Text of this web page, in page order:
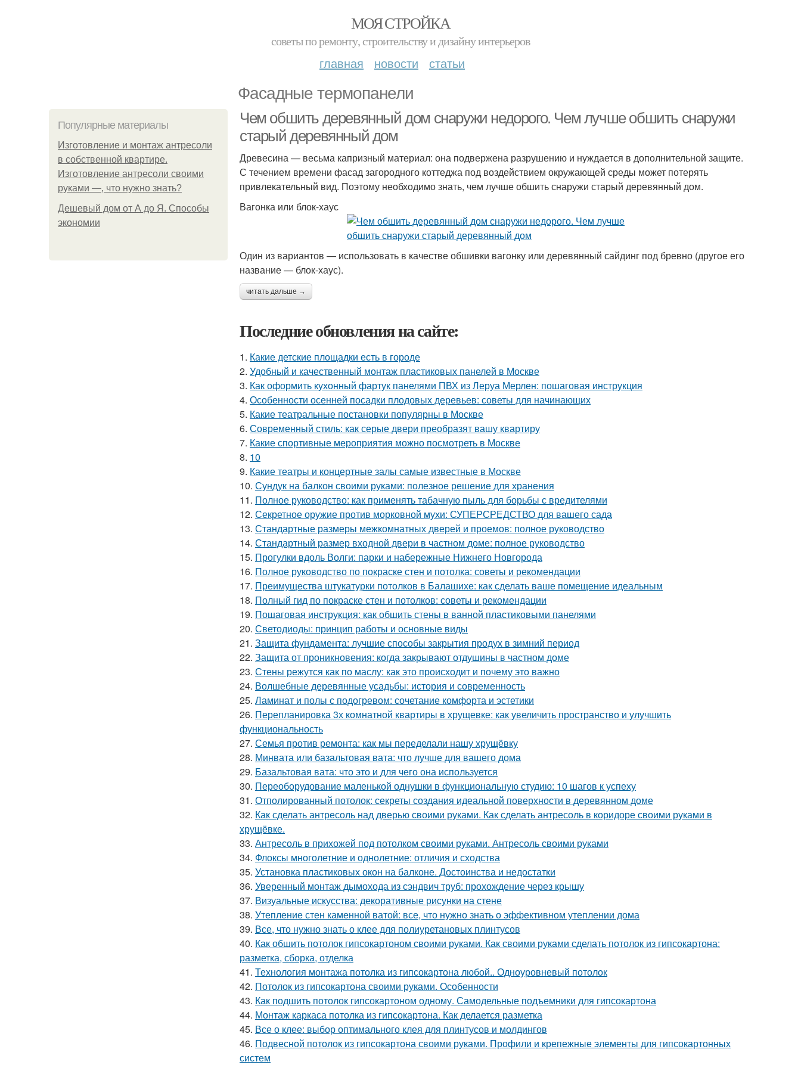
МОЯ СТРОЙКА
советы по ремонту, строительству и дизайну интерьеров
главная новости статьи
Фасадные термопанели
Популярные материалы
Изготовление и монтаж антресоли
в собственной квартире.
Изготовление антресоли своими
руками —, что нужно знать?
Дешевый дом от А до Я. Способы
экономии
Чем обшить деревянный дом снаружи недорого. Чем лучше обшить снаружи
старый деревянный дом
Древесина — весьма капризный материал: она подвержена разрушению и нуждается в дополнительной защите.
С течением времени фасад загородного коттеджа под воздействием окружающей среды может потерять
привлекательный вид. Поэтому необходимо знать, чем лучше обшить снаружи старый деревянный дом.
Вагонка или блок-хаус
Один из вариантов — использовать в качестве обшивки вагонку или деревянный сайдинг под бревно (другое его
название — блок-хаус).
читать дальше →
Последние обновления на сайте:
1. Какие детские площадки есть в городе
2. Удобный и качественный монтаж пластиковых панелей в Москве
3. Как оформить кухонный фартук панелями ПВХ из Леруа Мерлен: пошаговая инструкция
4. Особенности осенней посадки плодовых деревьев: советы для начинающих
5. Какие театральные постановки популярны в Москве
6. Современный стиль: как серые двери преобразят вашу квартиру
7. Какие спортивные мероприятия можно посмотреть в Москве
8. 10
9. Какие театры и концертные залы самые известные в Москве
10. Сундук на балкон своими руками: полезное решение для хранения
11. Полное руководство: как применять табачную пыль для борьбы с вредителями
12. Секретное оружие против морковной мухи: СУПЕРСРЕДСТВО для вашего сада
13. Стандартные размеры межкомнатных дверей и проемов: полное руководство
14. Стандартный размер входной двери в частном доме: полное руководство
15. Прогулки вдоль Волги: парки и набережные Нижнего Новгорода
16. Полное руководство по покраске стен и потолка: советы и рекомендации
17. Преимущества штукатурки потолков в Балашихе: как сделать ваше помещение идеальным
18. Полный гид по покраске стен и потолков: советы и рекомендации
19. Пошаговая инструкция: как обшить стены в ванной пластиковыми панелями
20. Светодиоды: принцип работы и основные виды
21. Защита фундамента: лучшие способы закрытия продух в зимний период
22. Защита от проникновения: когда закрывают отдушины в частном доме
23. Стены режутся как по маслу: как это происходит и почему это важно
24. Волшебные деревянные усадьбы: история и современность
25. Ламинат и полы с подогревом: сочетание комфорта и эстетики
26. Перепланировка 3х комнатной квартиры в хрущевке: как увеличить пространство и улучшить
функциональность
27. Семья против ремонта: как мы переделали нашу хрущёвку
28. Минвата или базальтовая вата: что лучше для вашего дома
29. Базальтовая вата: что это и для чего она используется
30. Переоборудование маленькой однушки в функциональную студию: 10 шагов к успеху
31. Отполированный потолок: секреты создания идеальной поверхности в деревянном доме
32. Как сделать антресоль над дверью своими руками. Как сделать антресоль в коридоре своими руками в
хрущёвке.
33. Антресоль в прихожей под потолком своими руками. Антресоль своими руками
34. Флоксы многолетние и однолетние: отличия и сходства
35. Установка пластиковых окон на балконе. Достоинства и недостатки
36. Уверенный монтаж дымохода из сэндвич труб: прохождение через крышу
37. Визуальные искусства: декоративные рисунки на стене
38. Утепление стен каменной ватой: все, что нужно знать о эффективном утеплении дома
39. Все, что нужно знать о клее для полиуретановых плинтусов
40. Как обшить потолок гипсокартоном своими руками. Как своими руками сделать потолок из гипсокартона:
разметка, сборка, отделка
41. Технология монтажа потолка из гипсокартона любой.. Одноуровневый потолок
42. Потолок из гипсокартона своими руками. Особенности
43. Как подшить потолок гипсокартоном одному. Самодельные подъемники для гипсокартона
44. Монтаж каркаса потолка из гипсокартона. Как делается разметка
45. Все о клее: выбор оптимального клея для плинтусов и молдингов
46. Подвесной потолок из гипсокартона своими руками. Профили и крепежные элементы для гипсокартонных
систем